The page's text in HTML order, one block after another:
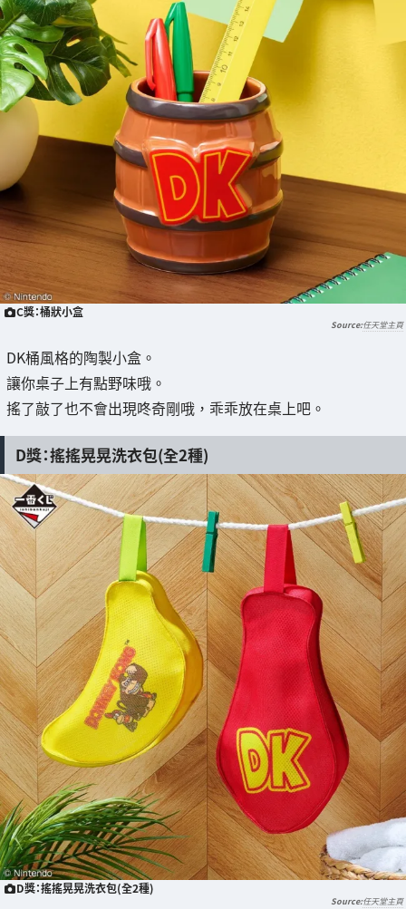
C獎：桶狀小盒
任天堂主頁
DK桶風格的陶製小盒。
讓你桌子上有點野味哦。
搖了敲了也不會出現咚奇剛哦，乖乖放在桌上吧。
D獎：搖搖晃晃洗衣包(全2種)
D獎：搖搖晃晃洗衣包(全2種)
任天堂主頁